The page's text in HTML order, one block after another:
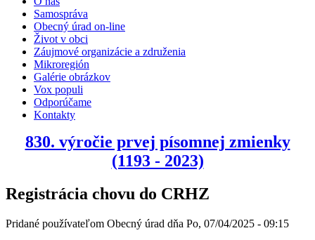
Samospráva
Obecný úrad on-line
Život v obci
Záujmové organizácie a združenia
Mikroregión
Galérie obrázkov
Vox populi
Odporúčame
Kontakty
830. výročie prvej písomnej zmienky
(1193 - 2023)
Registrácia chovu do CRHZ
Pridané používateľom Obecný úrad dňa Po, 07/04/2025 - 09:15